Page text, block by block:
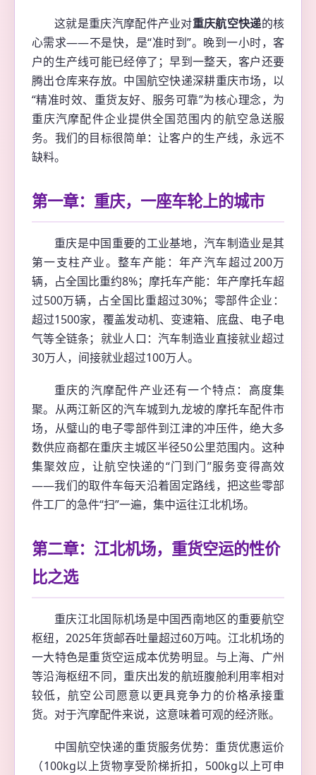
这就是重庆汽摩配件产业对重庆航空快递的核
心需求——不是快，是“准时到”。晚到一小时，客
户的生产线可能已经停了；早到一整天，客户还要
腾出仓库来存放。中国航空快递深耕重庆市场，以
“精准时效、重货友好、服务可靠”为核心理念，为
重庆汽摩配件企业提供全国范围内的航空急送服
务。我们的目标很简单：让客户的生产线，永远不
缺料。
第一章：重庆，一座车轮上的城市
重庆是中国重要的工业基地，汽车制造业是其
第一支柱产业。整车产能：年产汽车超过200万
辆，占全国比重约8%；摩托车产能：年产摩托车超
过500万辆，占全国比重超过30%；零部件企业：
超过1500家，覆盖发动机、变速箱、底盘、电子电
气等全链条；就业人口：汽车制造业直接就业超过
30万人，间接就业超过100万人。
重庆的汽摩配件产业还有一个特点：高度集
聚。从两江新区的汽车城到九龙坡的摩托车配件市
场，从璧山的电子零部件到江津的冲压件，绝大多
数供应商都在重庆主城区半径50公里范围内。这种
集聚效应，让航空快递的“门到门”服务变得高效
——我们的取件车每天沿着固定路线，把这些零部
件工厂的急件“扫”一遍，集中运往江北机场。
第二章：江北机场，重货空运的性价
比之选
重庆江北国际机场是中国西南地区的重要航空
枢纽，2025年货邮吞吐量超过60万吨。江北机场的
一大特色是重货空运成本优势明显。与上海、广州
等沿海枢纽不同，重庆出发的航班腹舱利用率相对
较低，航空公司愿意以更具竞争力的价格承接重
货。对于汽摩配件来说，这意味着可观的经济账。
中国航空快递的重货服务优势：重货优惠运价
（100kg以上货物享受阶梯折扣，500kg以上可申